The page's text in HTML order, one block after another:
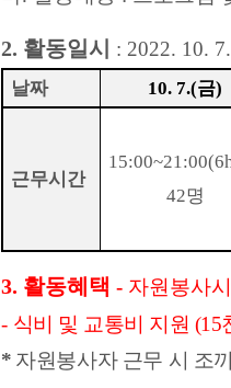
2. 활동일시 : 2022. 10.
날짜 10. 7.(금)
근무시간
42명
3. 활동혜택 - 자원봉사
- 식비 및 교통비 지원 (15
* 자원봉사자 근무 시 조